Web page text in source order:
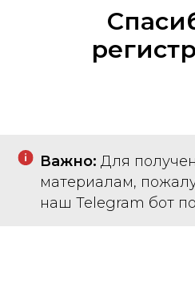
Важно: Для
материалам,
наш Telegram бот